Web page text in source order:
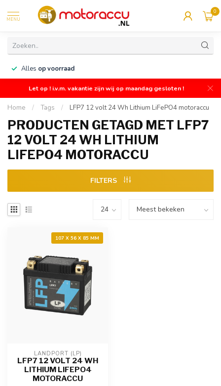
MENU
0
Alles op voorraad
Let op ! i.v.m. vakantie zijn wij op maandag gesloten !
Home / Tags / LFP7 12 volt 24 Wh Lithium LiFePO4 motoraccu
PRODUCTEN GETAGD MET LFP7
12 VOLT 24 WH LITHIUM
LIFEPO4 MOTORACCU
FILTERS
107 X 56 X 85 MM
LANDPORT (LP)
LFP7 12 VOLT 24 WH
LITHIUM LIFEPO4
MOTORACCU